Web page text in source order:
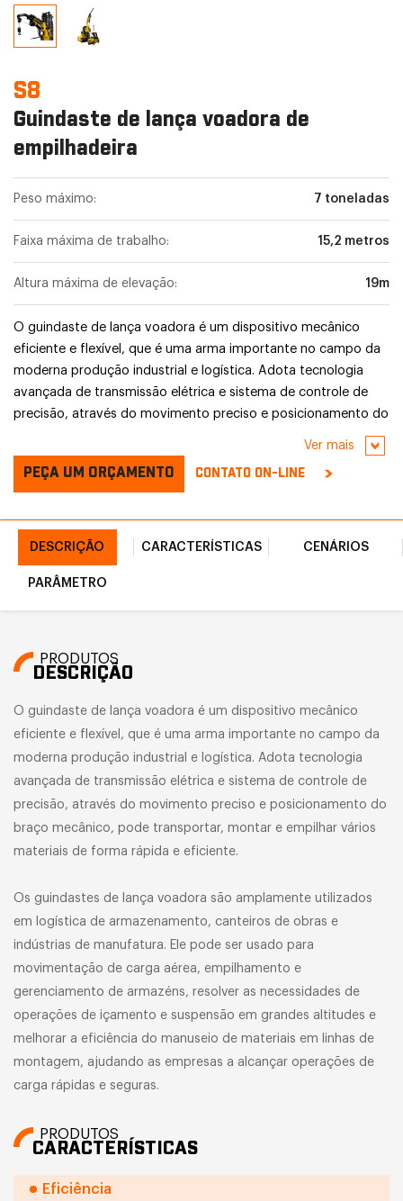
S8
Guindaste de lança voadora de
empilhadeira
Peso máximo: 7 toneladas
Faixa máxima de trabalho: 15,2 metros
Altura máxima de elevação: 19m
O guindaste de lança voadora é um dispositivo mecânico
eficiente e flexível, que é uma arma importante no campo da
moderna produção industrial e logística. Adota tecnologia
avançada de transmissão elétrica e sistema de controle de
precisão, através do movimento preciso e posicionamento do
braço mecânico, pode transportar, montar e empilhar vários
materiais de forma rápida e eficiente.
Ver mais
PEÇA UM ORÇAMENTO CONTATO ON-LINE
DESCRIÇÃO CARACTERÍSTICAS CENÁRIOS
PARÂMETRO
PRODUTOS
DESCRIÇÃO
O guindaste de lança voadora é um dispositivo mecânico
eficiente e flexível, que é uma arma importante no campo da
moderna produção industrial e logística. Adota tecnologia
avançada de transmissão elétrica e sistema de controle de
precisão, através do movimento preciso e posicionamento do
braço mecânico, pode transportar, montar e empilhar vários
materiais de forma rápida e eficiente.
Os guindastes de lança voadora são amplamente utilizados
em logística de armazenamento, canteiros de obras e
indústrias de manufatura. Ele pode ser usado para
movimentação de carga aérea, empilhamento e
gerenciamento de armazéns, resolver as necessidades de
operações de içamento e suspensão em grandes altitudes e
melhorar a eficiência do manuseio de materiais em linhas de
montagem, ajudando as empresas a alcançar operações de
carga rápidas e seguras.
PRODUTOS
CARACTERÍSTICAS
Eficiência